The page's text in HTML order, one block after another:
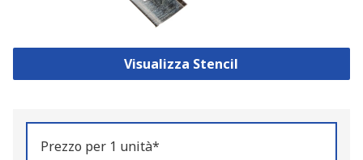
Visualizza Stencil
Prezzo per 1 unità*